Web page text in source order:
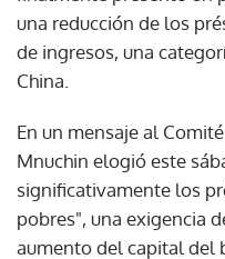
una reducción de los
de ingresos, una
China.
En un mensaje al
Mnuchin elogió este
significativamente los
pobres", una exigencia
aumento del capital del